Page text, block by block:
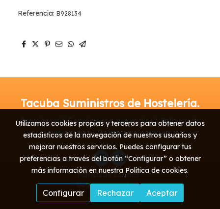
Referencia: B928134
Tacuba Suministros de Hostelería.
Aviso legal | Condiciones generales | Política de
privacidad | Política de cookies
Política de cookies
Gestión de cookies
Utilizamos cookies propias y terceros para obtener datos
estadísticos de la navegación de nuestros usuarios y
mejorar nuestros servicios. Puedes configurar tus
preferencias a través del botón “Configurar” o obtener
más información en nuestra Política de cookies.
Configurar Rechazar Aceptar